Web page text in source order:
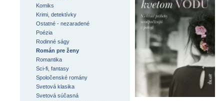
Komiks
Krimi, detektívky
Ostatné - nezaradené
Poézia
Rodinné ságy
Román pre ženy
Romantika
Sci-fi, fantasy
Spoločenské romány
Svetová klasika
Svetová súčasná